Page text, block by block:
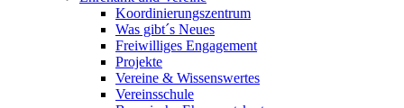
Koordinierungszentrum
Was gibt´s Neues
Freiwilliges Engagement
Projekte
Vereine & Wissenswertes
Vereinsschule